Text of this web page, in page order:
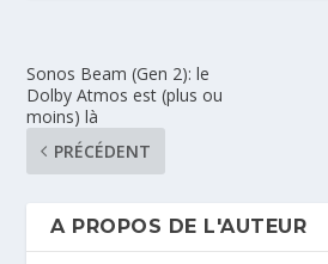
Sonos Beam (Gen 2): le
Dolby Atmos est (plus ou
moins) là
PRÉCÉDENT
A PROPOS DE L'AUTEUR